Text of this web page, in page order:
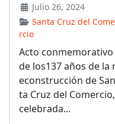
Julio 26, 2024
Santa Cruz del Come
rcio
Acto conmemorativo
de los137 años de la
econstrucción de San
ta Cruz del Comercio,
celebrada...